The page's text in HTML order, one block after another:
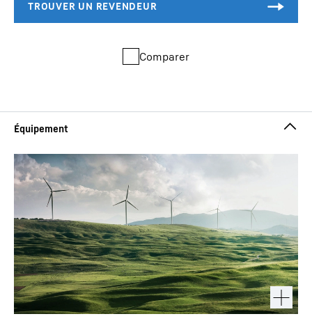
Comparer